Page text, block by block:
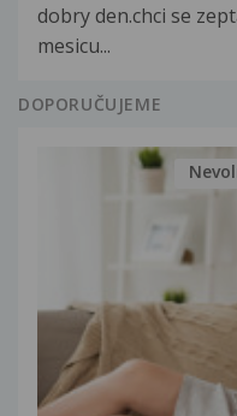
dobry den.chci se
mesicu...
DOPORUČUJEME